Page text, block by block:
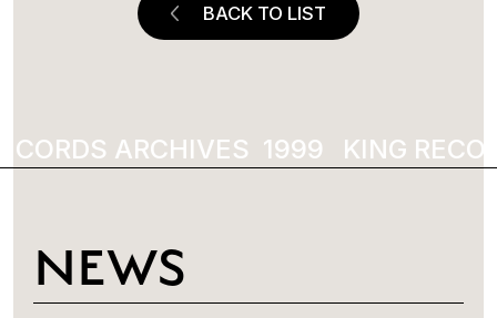
BACK TO LIST
ARCHIVES 1999 KING
NEWS